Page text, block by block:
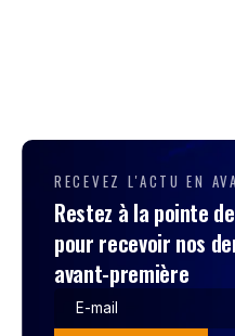
RECEVEZ L'ACTU EN
Restez à la pointe
pour recevoir nos
avant-première